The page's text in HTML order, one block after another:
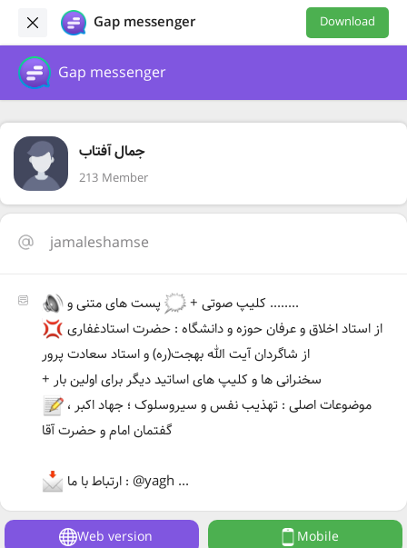
Gap messenger Download
Gap messenger
جمال آفتاب
213 Member
jamaleshamse
کلیپ صوتی + پست های متنی و ........
از استاد اخلاق و عرفان حوزه و دانشگاه : حضرت استادغفاری
از شاگردان آیت الله بهجت(ره) و استاد سعادت پرور
+ سخنرانی ها و کلیپ های اساتید دیگر برای اولین بار
گفتمان امام و حضرت آقا
ارتباط با ما : @yagh ...
Web version Mobile